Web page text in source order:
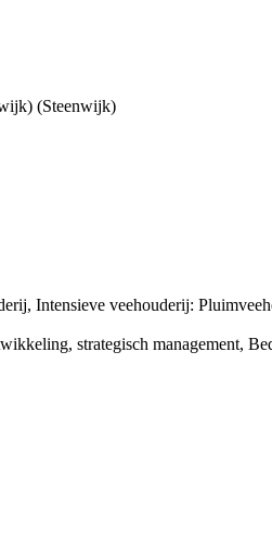
(Steenwijk)
Intensieve veehouderij:
strategisch management,